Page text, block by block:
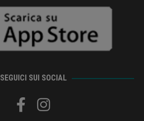
SEGUICI SUI SOCIAL